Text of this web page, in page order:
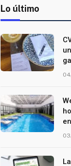
Lo último